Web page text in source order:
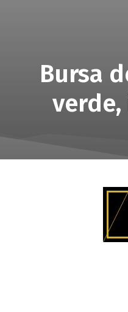
Bursa
verde,